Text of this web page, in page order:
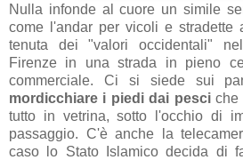
Nulla infonde al cuore un simile
come l'andar per vicoli e stradette
tenuta dei "valori occidentali"
Firenze in una strada in pieno
commerciale. Ci si siede sui
mordicchiare i piedi dai pesciche
tutto in vetrina, sotto l'occhio di
passaggio. C'è anche la
caso lo Stato Islamico decida di